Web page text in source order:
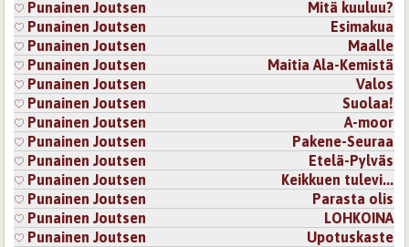
Punainen Joutsen
Mitä kuuluu?
Punainen Joutsen
Esimakua
Punainen Joutsen
Maalle
Punainen Joutsen
Maitia Ala-Kemistä
Punainen Joutsen
Valos
Punainen Joutsen
Suolaa!
Punainen Joutsen
A-moor
Punainen Joutsen
Pakene-Seuraa
Punainen Joutsen
Etelä-Pylväs
Punainen Joutsen
Keikkuen tulevi...
Punainen Joutsen
Parasta olis
Punainen Joutsen
LOHKOINA
Punainen Joutsen
Upotuskaste